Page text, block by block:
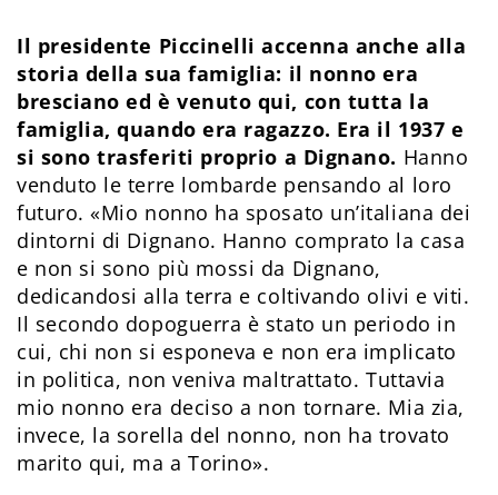
Il presidente Piccinelli accenna anche alla
storia della sua famiglia: il nonno era
bresciano ed è venuto qui, con tutta la
famiglia, quando era ragazzo. Era il 1937 e
si sono trasferiti proprio a Dignano. Hanno
venduto le terre lombarde pensando al loro
futuro. «Mio nonno ha sposato un’italiana dei
dintorni di Dignano. Hanno comprato la casa
e non si sono più mossi da Dignano,
dedicandosi alla terra e coltivando olivi e viti.
Il secondo dopoguerra è stato un periodo in
cui, chi non si esponeva e non era implicato
in politica, non veniva maltrattato. Tuttavia
mio nonno era deciso a non tornare. Mia zia,
invece, la sorella del nonno, non ha trovato
marito qui, ma a Torino».